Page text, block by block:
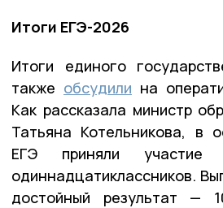
Итоги ЕГЭ-2026
Итоги единого
также обсудили на
Как рассказала министр
Татьяна Котельникова, в
ЕГЭ приняли
одиннадцатиклассников.
достойный результат —